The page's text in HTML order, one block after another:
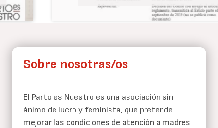
Sobre nosotras/os
El Parto es Nuestro es una asociación sin
ánimo de lucro y feminista, que pretende
mejorar las condiciones de atención a madres